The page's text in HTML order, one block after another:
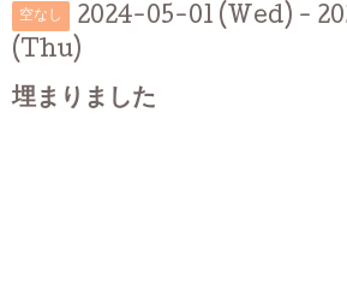
空なし
2024-05-01 (Wed) -
(Thu)
埋まりました